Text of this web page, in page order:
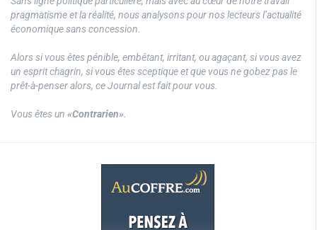
pragmatisme et la réalité, nous analysons pour nos lecteurs l’actualité
économique sans concession.
Alors si vous êtes pénible, embêtant, irritant, ou agaçant, si vous avez
un esprit chagrin, si vous êtes sceptique et que vous ne gobez pas le
prêt-à-penser alors, ce Journal est fait pour vous.
Vous êtes un «Contrarien».